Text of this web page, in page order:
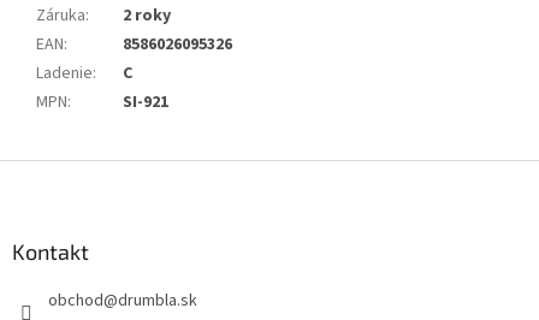
Záruka:
2 roky
EAN:
8586026095326
Ladenie:
C
MPN: SI-921
Kontakt
obchod@drumbla.sk